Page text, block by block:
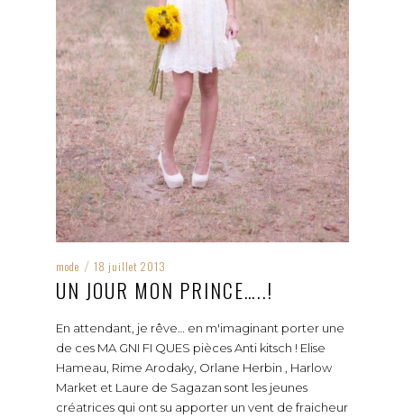
mode / 18 juillet 2013
UN JOUR MON PRINCE…..!
En attendant, je rêve… en m'imaginant porter une
de ces MA GNI FI QUES pièces Anti kitsch ! Elise
Hameau, Rime Arodaky, Orlane Herbin , Harlow
Market et Laure de Sagazan sont les jeunes
créatrices qui ont su apporter un vent de fraicheur